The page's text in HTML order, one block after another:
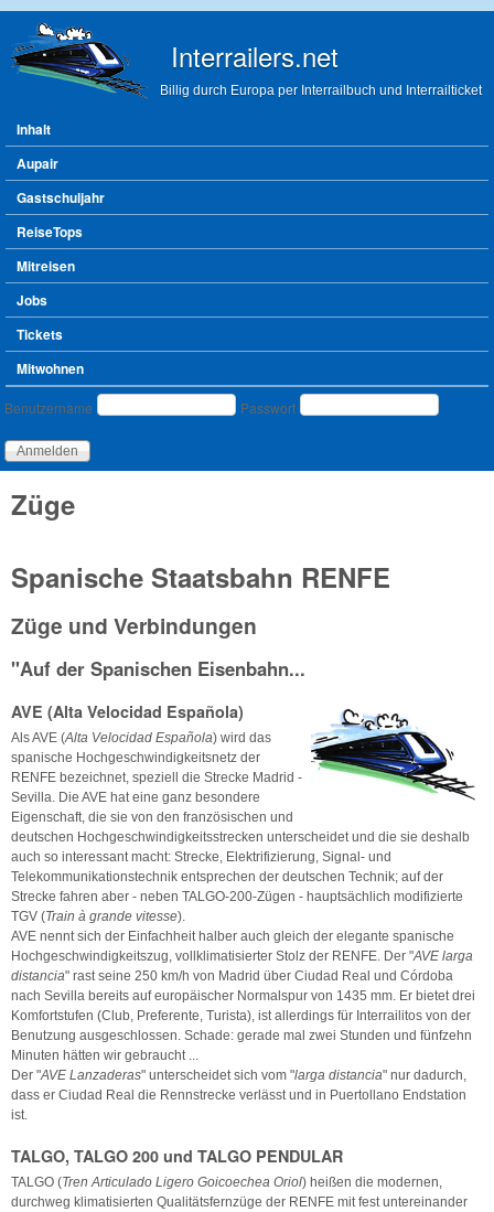
Interrailers.net
Billig durch Europa per Interrailbuch und Interrailticket
Hauptmenü
Inhalt
Aupair
Gastschuljahr
ReiseTops
Mitreisen
Jobs
Tickets
Mitwohnen
Benutzeranmeldung
Benutzername Passwort
Züge
Spanische Staatsbahn RENFE
Züge und Verbindungen
"Auf der Spanischen Eisenbahn...
AVE (Alta Velocidad Española)
Als AVE (Alta Velocidad Española) wird das
spanische Hochgeschwindigkeitsnetz der
RENFE bezeichnet, speziell die Strecke Madrid -
Sevilla. Die AVE hat eine ganz besondere
Eigenschaft, die sie von den französischen und
deutschen Hochgeschwindigkeitsstrecken unterscheidet und die sie deshalb
auch so interessant macht: Strecke, Elektrifizierung, Signal- und
Telekommunikationstechnik entsprechen der deutschen Technik; auf der
Strecke fahren aber - neben TALGO-200-Zügen - hauptsächlich modifizierte
TGV (Train à grande vitesse).
AVE nennt sich der Einfachheit halber auch gleich der elegante spanische
Hochgeschwindigkeitszug, vollklimatisierter Stolz der RENFE. Der "AVE larga
distancia" rast seine 250 km/h von Madrid über Ciudad Real und Córdoba
nach Sevilla bereits auf europäischer Normalspur von 1435 mm. Er bietet drei
Komfortstufen (Club, Preferente, Turista), ist allerdings für Interrailitos von der
Benutzung ausgeschlossen. Schade: gerade mal zwei Stunden und fünfzehn
Minuten hätten wir gebraucht ...
Der "AVE Lanzaderas" unterscheidet sich vom "larga distancia" nur dadurch,
dass er Ciudad Real die Rennstrecke verlässt und in Puertollano Endstation
ist.
TALGO, TALGO 200 und TALGO PENDULAR
TALGO (Tren Articulado Ligero Goicoechea Oriol) heißen die modernen,
durchweg klimatisierten Qualitätsfernzüge der RENFE mit fest untereinander